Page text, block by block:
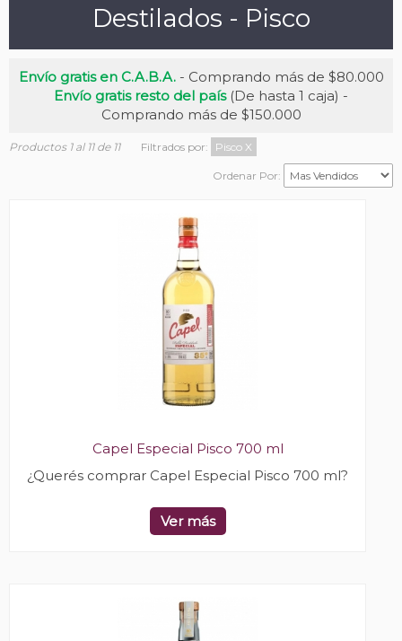
Destilados - Pisco
Envío gratis en C.A.B.A.- Comprando más de $80.000
Envío gratis resto del país(De hasta 1 caja) -
Comprando más de $150.000
Productos 1 al 11 de 11 Filtrados por: Pisco X
Ordenar Por:
Capel Especial Pisco 700 ml
¿Querés comprar Capel Especial Pisco 700 ml?
Ver más